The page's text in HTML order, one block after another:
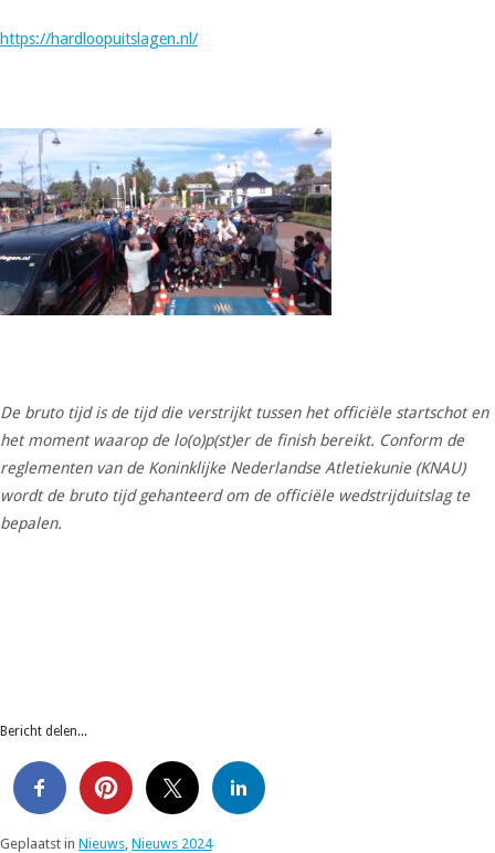
https://hardloopuitslagen.nl/
De bruto tijd is de tijd die verstrijkt tussen het officiële startschot en
het moment waarop de lo(o)p(st)er de finish bereikt. Conform de
reglementen van de Koninklijke Nederlandse Atletiekunie (KNAU)
wordt de bruto tijd gehanteerd om de officiële wedstrijduitslag te
bepalen.
Bericht delen...
Geplaatst in Nieuws Nieuws 2024